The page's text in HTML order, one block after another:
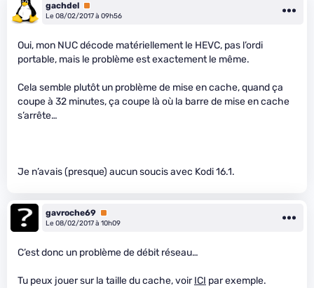
gachdel Premium
Le 08/02/2017 à 09h56
Oui, mon NUC décode matériellement le HEVC, pas l’ordi
portable, mais le problème est exactement le même.
Cela semble plutôt un problème de mise en cache, quand ça
coupe à 32 minutes, ça coupe là où la barre de mise en cache
s’arrête…
Je n’avais (presque) aucun soucis avec Kodi 16.1.
gavroche69 Premium
Le 08/02/2017 à 10h09
C’est donc un problème de débit réseau…
Tu peux jouer sur la taille du cache, voirICI par exemple.